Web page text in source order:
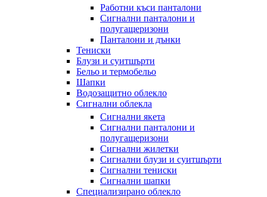
Работни къси панталони
Сигнални панталони и
полугащеризони
Панталони и дънки
Тениски
Блузи и суитшърти
Бельо и термобельо
Шапки
Водозащитно облекло
Сигнални облекла
Сигнални якета
Сигнални панталони и
полугащеризони
Сигнални жилетки
Сигнални блузи и суитшърти
Сигнални тениски
Сигнални шапки
Специализирано облекло